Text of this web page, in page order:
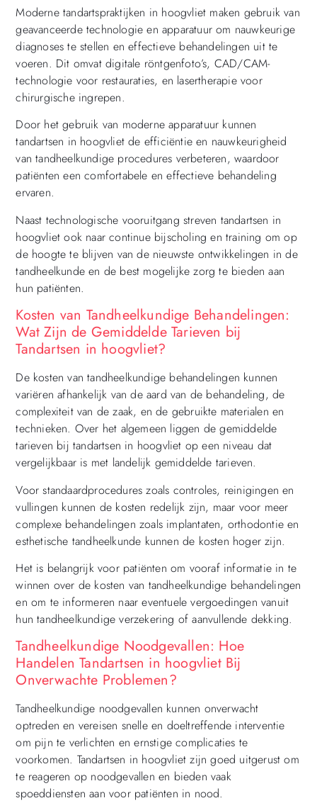
Moderne tandartspraktijken in hoogvliet maken gebruik van
geavanceerde technologie en apparatuur om nauwkeurige
diagnoses te stellen en effectieve behandelingen uit te
voeren. Dit omvat digitale röntgenfoto’s, CAD/CAM-
technologie voor restauraties, en lasertherapie voor
chirurgische ingrepen.
Door het gebruik van moderne apparatuur kunnen
tandartsen in hoogvliet de efficiëntie en nauwkeurigheid
van tandheelkundige procedures verbeteren, waardoor
patiënten een comfortabele en effectieve behandeling
ervaren.
Naast technologische vooruitgang streven tandartsen in
hoogvliet ook naar continue bijscholing en training om op
de hoogte te blijven van de nieuwste ontwikkelingen in de
tandheelkunde en de best mogelijke zorg te bieden aan
hun patiënten.
Kosten van Tandheelkundige Behandelingen:
Wat Zijn de Gemiddelde Tarieven bij
Tandartsen in hoogvliet?
De kosten van tandheelkundige behandelingen kunnen
variëren afhankelijk van de aard van de behandeling, de
complexiteit van de zaak, en de gebruikte materialen en
technieken. Over het algemeen liggen de gemiddelde
tarieven bij tandartsen in hoogvliet op een niveau dat
vergelijkbaar is met landelijk gemiddelde tarieven.
Voor standaardprocedures zoals controles, reinigingen en
vullingen kunnen de kosten redelijk zijn, maar voor meer
complexe behandelingen zoals implantaten, orthodontie en
esthetische tandheelkunde kunnen de kosten hoger zijn.
Het is belangrijk voor patiënten om vooraf informatie in te
winnen over de kosten van tandheelkundige behandelingen
en om te informeren naar eventuele vergoedingen vanuit
hun tandheelkundige verzekering of aanvullende dekking.
Tandheelkundige Noodgevallen: Hoe
Handelen Tandartsen in hoogvliet Bij
Onverwachte Problemen?
Tandheelkundige noodgevallen kunnen onverwacht
optreden en vereisen snelle en doeltreffende interventie
om pijn te verlichten en ernstige complicaties te
voorkomen. Tandartsen in hoogvliet zijn goed uitgerust om
te reageren op noodgevallen en bieden vaak
spoeddiensten aan voor patiënten in nood.